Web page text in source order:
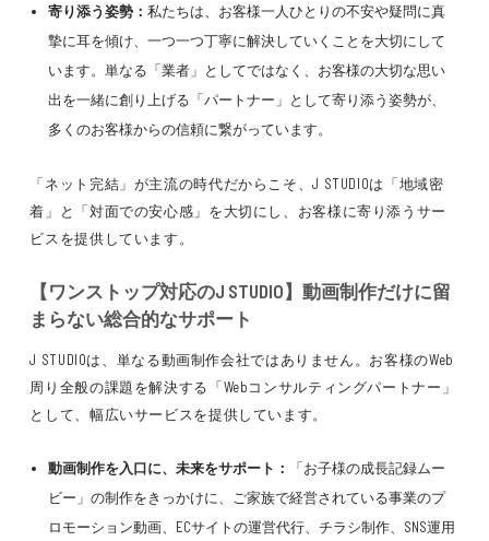
寄り添う姿勢： 私たちは、お客様一人ひとりの不安や疑問に真
摯に耳を傾け、一つ一つ丁寧に解決していくことを大切にして
います。単なる「業者」としてではなく、お客様の大切な思い
出を一緒に創り上げる「パートナー」として寄り添う姿勢が、
多くのお客様からの信頼に繋がっています。
「ネット完結」が主流の時代だからこそ、J STUDIOは「地域密
着」と「対面での安心感」を大切にし、お客様に寄り添うサー
ビスを提供しています。
【ワンストップ対応のJ STUDIO】動画制作だけに留
まらない総合的なサポート
J STUDIOは、単なる動画制作会社ではありません。お客様のWeb
周り全般の課題を解決する「Webコンサルティングパートナー」
として、幅広いサービスを提供しています。
動画制作を入口に、未来をサポート：
「お子様の成長記録ムー
ビー」の制作をきっかけに、ご家族で経営されている事業のプ
ロモーション動画、ECサイトの運営代行、チラシ制作、SNS運用